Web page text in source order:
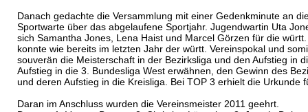
Danach gedachte die Versammlung mit einer Gedenkminute an
Sportwarte über das abgelaufene Sportjahr. Jugendwartin Uta
sich Samantha Jones, Lena Haist und Marcel Görzen für die
konnte wie bereits im letzten Jahr der württ. Vereinspokal und
souverän die Meisterschaft in der Bezirksliga und den Aufstieg in
Aufstieg in die 3. Bundesliga West erwähnen, den Gewinn des
und deren Aufstieg in die Kreisliga. Bei TOP 3 erhielt die
Daran im Anschluss wurden die Vereinsmeister 2011 geehrt.